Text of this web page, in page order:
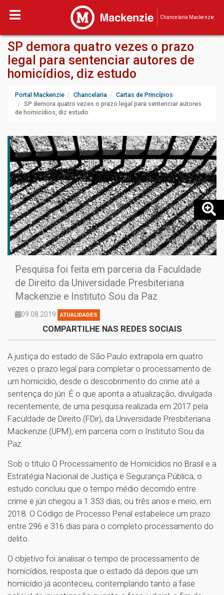
Chancelaria Mackenzie
SP demora quatro vezes o prazo
legal para sentenciar autores de
homicídios, diz estudo
Portal Mackenzie Chancelaria
Cartas de Princípios
SP demora quatro vezes o prazo legal para sentenciar autores
de homicídios, diz estudo
Pesquisa foi feita em parceria da Faculdade
de Direito da Universidade Presbiteriana
Mackenzie e Instituto Sou da Paz
09.08.2019 ATUALIDADES
COMPARTILHE NAS REDES SOCIAIS
A justiça do estado de São Paulo extrapola em quatro
vezes o prazo legal para completar o processamento de
um homicídio, desde o descobrimento do crime até a
sentença do júri. É o que aponta a atualização, divulgada
recentemente, de uma pesquisa realizada em 2017 pela
Faculdade de Direito (FDir), da Universidade Presbiteriana
Mackenzie (UPM), em parceria com o Instituto Sou da
Paz.
Sob o título O Processamento de Homicídios no Brasil e a
Estratégia Nacional de Justiça e Segurança Pública, o
estudo concluiu que o tempo médio decorrido entre
crime e júri chegou a 1.353 dias, ou três anos e meio, em
2018. O Código de Processo Penal estabelece um prazo
entre 296 e 316 dias para o completo processamento do
delito.
O objetivo foi analisar o tempo de processamento de
homicídios, resposta que o estado dá depois que um
homicídio já aconteceu, contemplando tanto a fase